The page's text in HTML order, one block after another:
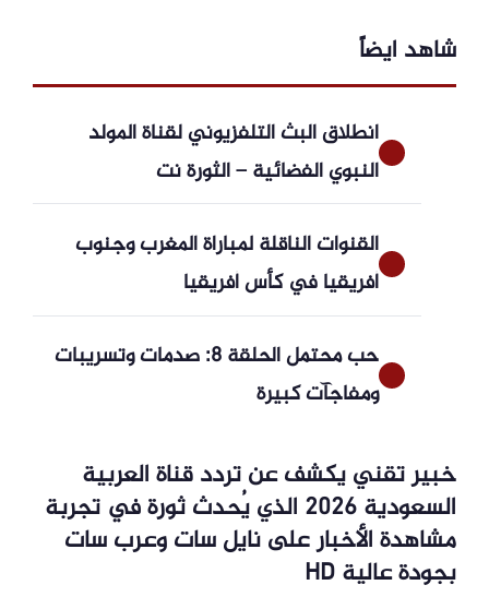
شاهد ايضاً
انطلاق البث التلفزيوني لقناة المولد
النبوي الفضائية – الثورة نت
القنوات الناقلة لمباراة المغرب وجنوب
أفريقيا في كأس أفريقيا
حب محتمل الحلقة 8: صدمات وتسريبات
ومفاجآت كبيرة
خبير تقني يكشف عن تردد قناة العربية
السعودية 2026 الذي يُحدث ثورة في تجربة
مشاهدة الأخبار على نايل سات وعرب سات
بجودة عالية HD